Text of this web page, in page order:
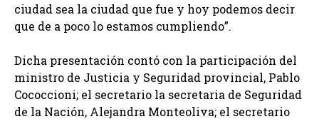
ciudad sea la ciudad que fue y hoy podemos decir
que de a poco lo estamos cumpliendo”.
Dicha presentación contó con la participación del
ministro de Justicia y Seguridad provincial, Pablo
Cococcioni; el secretario la secretaria de Seguridad
de la Nación, Alejandra Monteoliva; el secretario